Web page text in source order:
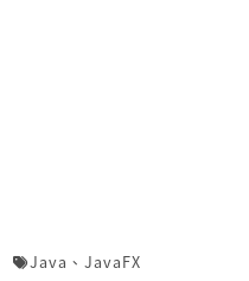
Java 、 JavaFX